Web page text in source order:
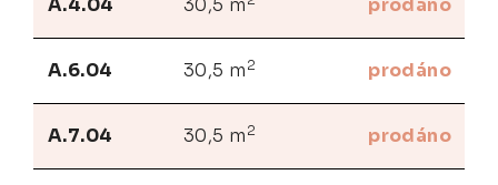
A.4.04 30,5 m prodáno
A.6.04 30,5 m 2 prodáno
A.7.04 30,5 m 2 prodáno